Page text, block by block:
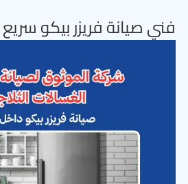
فني صيانة فريزر بيكو